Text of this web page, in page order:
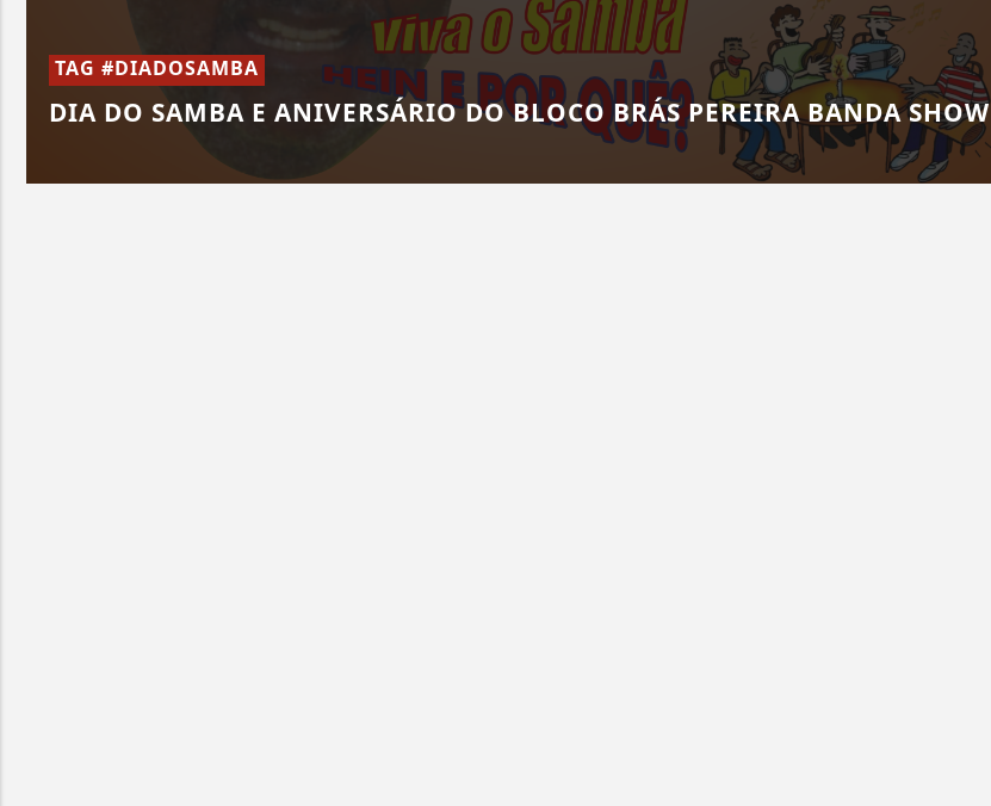
TAG #DIADOSAMBA
DIA DO SAMBA E ANIVERSÁRIO DO BLOCO BRÁS PEREIRA BANDA SHOW